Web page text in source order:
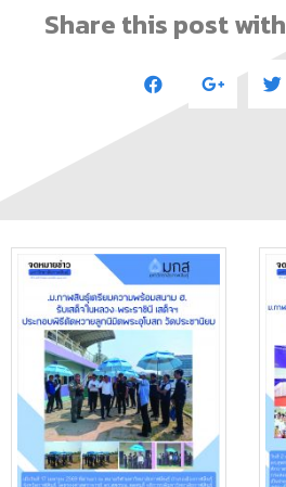
Share this post